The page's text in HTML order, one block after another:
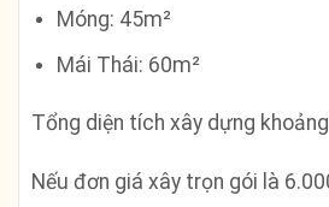
Móng: 45m²
Mái Thái: 60m²
Tổng diện tích xây dựng
Nếu đơn giá xây trọn gói là